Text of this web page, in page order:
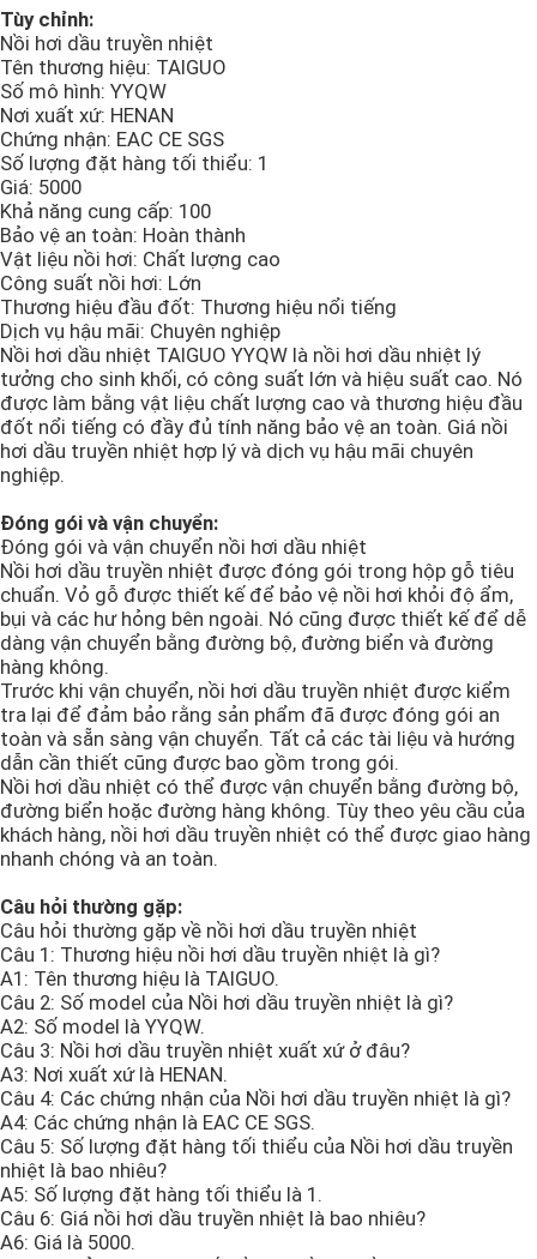
nồi hơi điện
nồi hấp bê tông
nồi hơi đứng
Nồi hơi ống nước đốt than
Máy phát điện hơi nước
nồi hấp ngâm tẩm
Nồi hơi ống nước
lò khí nóng
Lò phản ứng được lót bằng kính
Các thiết bị phụ trợ nồi hơi
Tùy chỉnh:
Nồi hơi dầu truyền nhiệt
Tên thương hiệu: TAIGUO
Số mô hình: YYQW
Nơi xuất xứ: HENAN
Chứng nhận: EAC CE SGS
Số lượng đặt hàng tối thiểu: 1
Giá: 5000
Khả năng cung cấp: 100
Bảo vệ an toàn: Hoàn thành
Vật liệu nồi hơi: Chất lượng cao
Công suất nồi hơi: Lớn
Thương hiệu đầu đốt: Thương hiệu nổi tiếng
Dịch vụ hậu mãi: Chuyên nghiệp
Nồi hơi dầu nhiệt TAIGUO YYQW là nồi hơi dầu nhiệt lý
tưởng cho sinh khối, có công suất lớn và hiệu suất cao. Nó
được làm bằng vật liệu chất lượng cao và thương hiệu đầu
đốt nổi tiếng có đầy đủ tính năng bảo vệ an toàn. Giá nồi
hơi dầu truyền nhiệt hợp lý và dịch vụ hậu mãi chuyên
nghiệp.
Đóng gói và vận chuyển:
Đóng gói và vận chuyển nồi hơi dầu nhiệt
Nồi hơi dầu truyền nhiệt được đóng gói trong hộp gỗ tiêu
chuẩn. Vỏ gỗ được thiết kế để bảo vệ nồi hơi khỏi độ ẩm,
bụi và các hư hỏng bên ngoài. Nó cũng được thiết kế để dễ
dàng vận chuyển bằng đường bộ, đường biển và đường
hàng không.
Trước khi vận chuyển, nồi hơi dầu truyền nhiệt được kiểm
tra lại để đảm bảo rằng sản phẩm đã được đóng gói an
toàn và sẵn sàng vận chuyển. Tất cả các tài liệu và hướng
dẫn cần thiết cũng được bao gồm trong gói.
Nồi hơi dầu nhiệt có thể được vận chuyển bằng đường bộ,
đường biển hoặc đường hàng không. Tùy theo yêu cầu của
khách hàng, nồi hơi dầu truyền nhiệt có thể được giao hàng
nhanh chóng và an toàn.
Câu hỏi thường gặp:
Câu hỏi thường gặp về nồi hơi dầu truyền nhiệt
Câu 1: Thương hiệu nồi hơi dầu truyền nhiệt là gì?
A1: Tên thương hiệu là TAIGUO.
Câu 2: Số model của Nồi hơi dầu truyền nhiệt là gì?
A2: Số model là YYQW.
Câu 3: Nồi hơi dầu truyền nhiệt xuất xứ ở đâu?
A3: Nơi xuất xứ là HENAN.
Câu 4: Các chứng nhận của Nồi hơi dầu truyền nhiệt là gì?
A4: Các chứng nhận là EAC CE SGS.
Câu 5: Số lượng đặt hàng tối thiểu của Nồi hơi dầu truyền
nhiệt là bao nhiêu?
A5: Số lượng đặt hàng tối thiểu là 1.
Câu 6: Giá nồi hơi dầu truyền nhiệt là bao nhiêu?
A6: Giá là 5000.